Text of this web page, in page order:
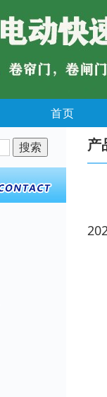
首页
产